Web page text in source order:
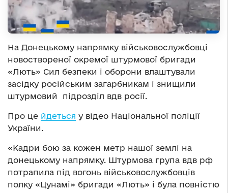
На Донецькому напрямку військовослужбовці
новоствореної окремої штурмової бригади
«Лють» Сил безпеки і оборони влаштували
засідку російським загарбникам і знищили
штурмовий підрозділ вдв росії.
Про це йдеться у відео Національної поліції
України.
«Кадри бою за кожен метр нашої землі на
донецькому напрямку. Штурмова група вдв рф
потрапила під вогонь військовослужбовців
полку «Цунамі» бригади «Лють» і була повністю